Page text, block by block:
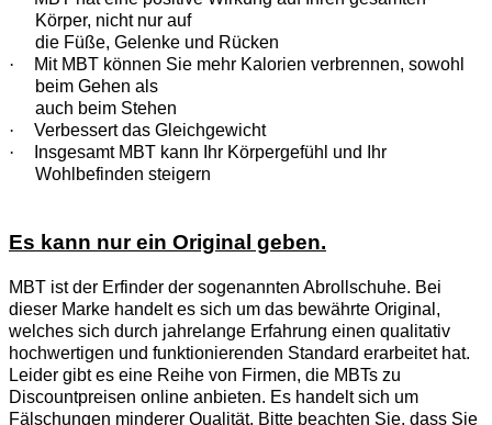
Körper, nicht nur auf
die Füße, Gelenke und Rücken
·
Mit MBT können Sie mehr Kalorien verbrennen, sowohl
beim Gehen als
auch beim Stehen
·
Verbessert das Gleichgewicht
·
Insgesamt MBT kann Ihr Körpergefühl und Ihr
Wohlbefinden steigern
Es kann nur ein Original geben.
MBT ist der Erfinder der sogenannten Abrollschuhe. Bei
dieser Marke handelt es sich um das bewährte Original,
welches sich durch jahrelange Erfahrung einen qualitativ
hochwertigen und funktionierenden Standard erarbeitet hat.
Leider gibt es eine Reihe von Firmen, die MBTs zu
Discountpreisen online anbieten. Es handelt sich um
Fälschungen minderer Qualität. Bitte beachten Sie, dass Sie